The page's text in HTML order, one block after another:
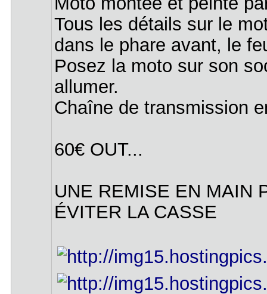
Tous les détails sur le
dans le phare avant, le
Posez la moto sur son
allumer.
Chaîne de transmission
60€ OUT...
UNE REMISE EN MAIN
ÉVITER LA CASSE